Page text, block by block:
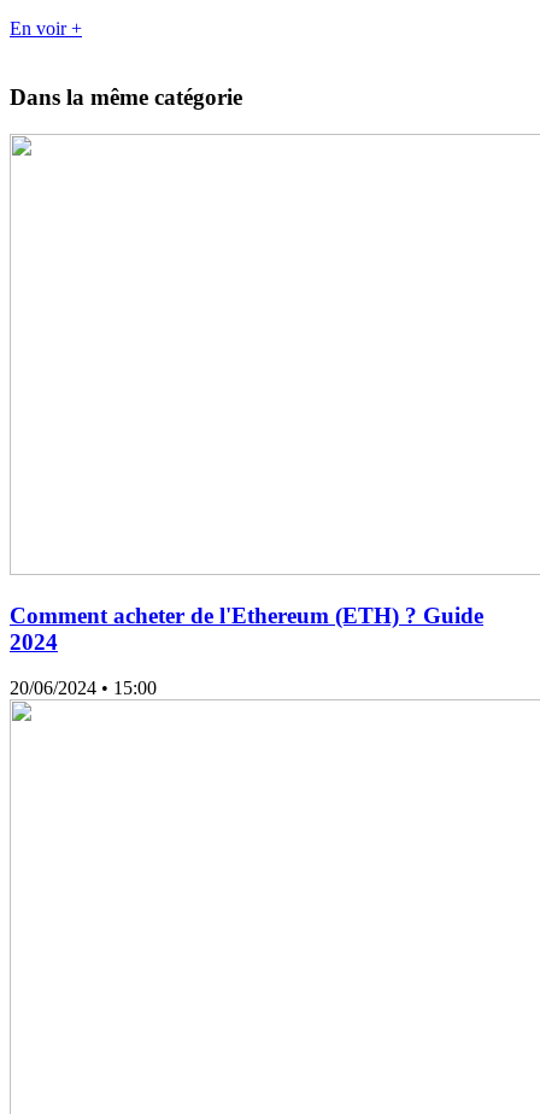
En voir +
Dans la même catégorie
Comment acheter de l'Ethereum (ETH) ? Guide
2024
20/06/2024 • 15:00